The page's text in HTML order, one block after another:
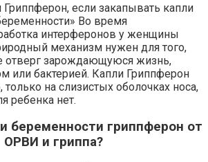
Гриппферон, если закапывать капли
Во время
интерферонов у женщины
механизм нужен для того,
отверг зарождающуюся жизнь,
или бактерией. Капли Гриппферон
на слизистых оболочках носа,
ребенка нет.
беременности гриппферон от
ОРВИ и гриппа?